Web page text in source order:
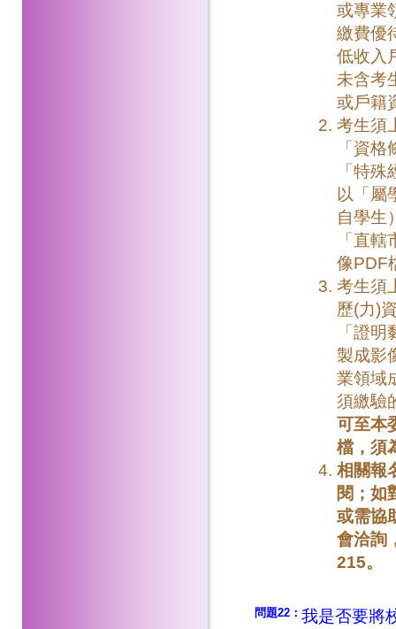
或專業
繳費優
低收入
未含考
或戶籍
考生須
「資
「特
以「屬
自學生
「直
像PDF
考生須
歷(力)
「證
製成影
業領域
須繳驗
可至本
檔，須
相關報
閱；如
或需協
會洽詢
215。
問題22： 我是否要將